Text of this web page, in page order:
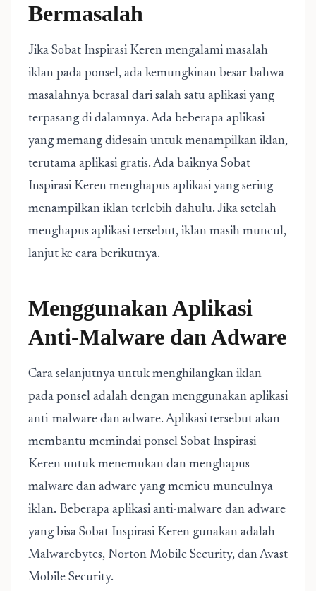
Bermasalah
Jika Sobat Inspirasi Keren mengalami masalah
iklan pada ponsel, ada kemungkinan besar bahwa
masalahnya berasal dari salah satu aplikasi yang
terpasang di dalamnya. Ada beberapa aplikasi
yang memang didesain untuk menampilkan iklan,
terutama aplikasi gratis. Ada baiknya Sobat
Inspirasi Keren menghapus aplikasi yang sering
menampilkan iklan terlebih dahulu. Jika setelah
menghapus aplikasi tersebut, iklan masih muncul,
lanjut ke cara berikutnya.
Menggunakan Aplikasi
Anti-Malware dan Adware
Cara selanjutnya untuk menghilangkan iklan
pada ponsel adalah dengan menggunakan aplikasi
anti-malware dan adware. Aplikasi tersebut akan
membantu memindai ponsel Sobat Inspirasi
Keren untuk menemukan dan menghapus
malware dan adware yang memicu munculnya
iklan. Beberapa aplikasi anti-malware dan adware
yang bisa Sobat Inspirasi Keren gunakan adalah
Malwarebytes, Norton Mobile Security, dan Avast
Mobile Security.